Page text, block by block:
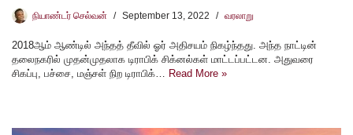
நியாண்டர் செல்வன் September 13, 2022 வரலாறு
2018ஆம் ஆண்டில் அந்தத் தீவில் ஓர் அதிசயம் நிகழ்ந்தது. அந்த நாட்டின்
தலைநகரில் முதன்முதலாக டிராபிக் சிக்னல்கள் மாட்டப்பட்டன. அதுவரை
சிகப்பு, பச்சை, மஞ்சள் நிற டிராபிக்… Read More »